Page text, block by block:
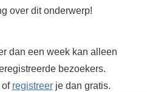
over dit onderwerp!
dan een week kan alleen
bezoekers.
of registreerje dan gratis.